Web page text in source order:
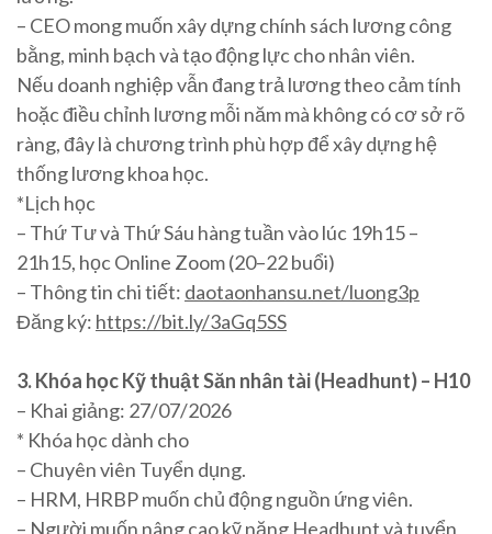
– CEO mong muốn xây dựng chính sách lương công
bằng, minh bạch và tạo động lực cho nhân viên.
Nếu doanh nghiệp vẫn đang trả lương theo cảm tính
hoặc điều chỉnh lương mỗi năm mà không có cơ sở rõ
ràng, đây là chương trình phù hợp để xây dựng hệ
thống lương khoa học.
*Lịch học
– Thứ Tư và Thứ Sáu hàng tuần vào lúc 19h15 –
21h15, học Online Zoom (20–22 buổi)
– Thông tin chi tiết: daotaonhansu.net/luong3p
Đăng ký: https://bit.ly/3aGq5SS
3. Khóa học Kỹ thuật Săn nhân tài (Headhunt) – H10
– Khai giảng: 27/07/2026
* Khóa học dành cho
– Chuyên viên Tuyển dụng.
– HRM, HRBP muốn chủ động nguồn ứng viên.
– Người muốn nâng cao kỹ năng Headhunt và tuyển